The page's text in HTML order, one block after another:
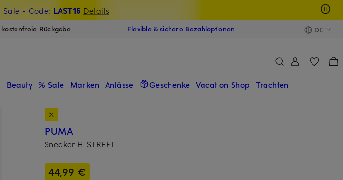
Sale - Code: LAST15 Details
mit Beyond sichern
Rückgabe Flexible & sichere Bezahloptionen DE
Beauty % Sale Marken Anlässe Geschenke Vacation Shop Trachten
PUMA
Sneaker H-STREET
44,99 €